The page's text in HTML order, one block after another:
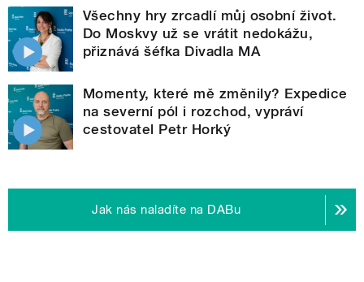
Všechny hry zrcadlí můj osobní život.
Do Moskvy už se vrátit nedokážu,
přiznává šéfka Divadla MA
Momenty, které mě změnily? Expedice
na severní pól i rozchod, vypráví
cestovatel Petr Horký
Jak nás naladíte na DABu